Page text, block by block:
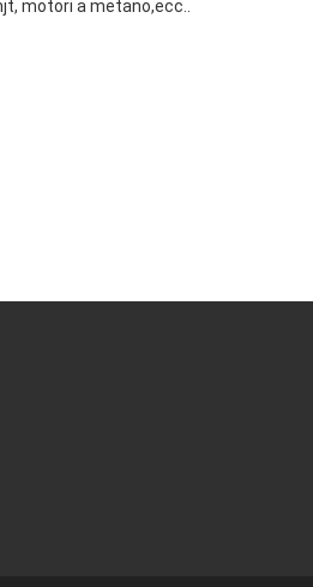
motori a metano,ecc..